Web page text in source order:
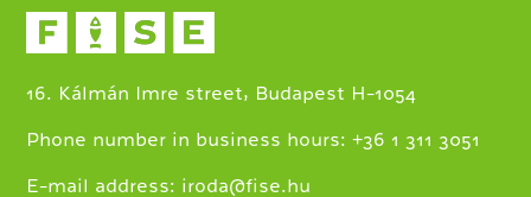
16. Kálmán Imre street, Budapest H-1054
Phone number in business hours:+36 1 311 3051
E-mail address: iroda@fise.hu